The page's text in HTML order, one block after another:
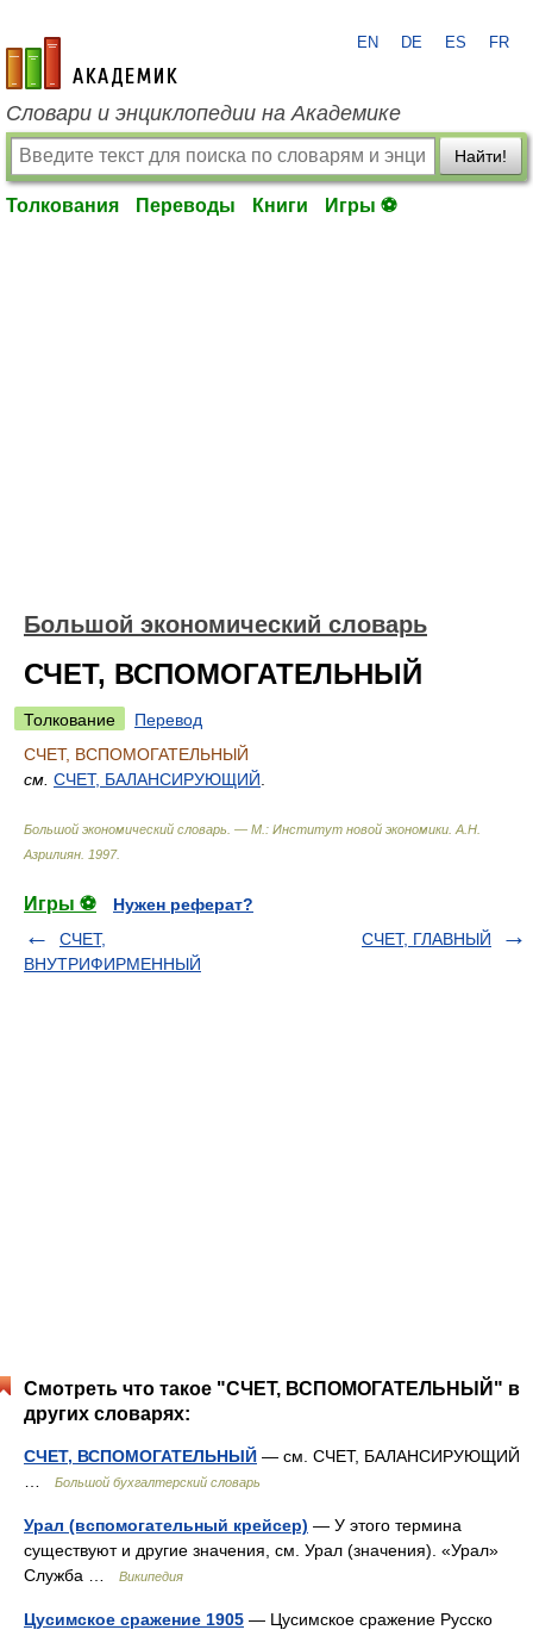
academic.ru
EN DE ES FR
Словари и энциклопедии на Академике
Найти!
Толкования Переводы Книги Игры ⚽
Большой экономический словарь
СЧЕТ, ВСПОМОГАТЕЛЬНЫЙ
Толкование
Перевод
СЧЕТ, ВСПОМОГАТЕЛЬНЫЙ
см. СЧЕТ, БАЛАНСИРУЮЩИЙ
Большой экономический словарь. — М.: Институт новой экономики А.Н.
Азрилиян 1997.
Игры ⚽
Нужен реферат?
СЧЕТ,
ВНУТРИФИРМЕННЫЙ
СЧЕТ, ГЛАВНЫЙ
Смотреть что такое "СЧЕТ, ВСПОМОГАТЕЛЬНЫЙ" в
других словарях:
СЧЕТ, ВСПОМОГАТЕЛЬНЫЙ — см. СЧЕТ, БАЛАНСИРУЮЩИЙ
Большой бухгалтерский словарь
Урал (вспомогательный крейсер) — У этого термина
существуют и другие значения, см. Урал (значения). «Урал»
Служба …
Википедия
Цусимское сражение 1905 — Цусимское сражение Русско